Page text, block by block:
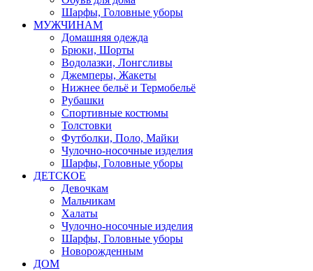
Шарфы, Головные уборы
МУЖЧИНАМ
Домашняя одежда
Брюки, Шорты
Водолазки, Лонгсливы
Джемперы, Жакеты
Нижнее бельё и Термобельё
Рубашки
Спортивные костюмы
Толстовки
Футболки, Поло, Майки
Чулочно-носочные изделия
Шарфы, Головные уборы
ДЕТСКОЕ
Девочкам
Мальчикам
Халаты
Чулочно-носочные изделия
Шарфы, Головные уборы
Новорожденным
ДОМ